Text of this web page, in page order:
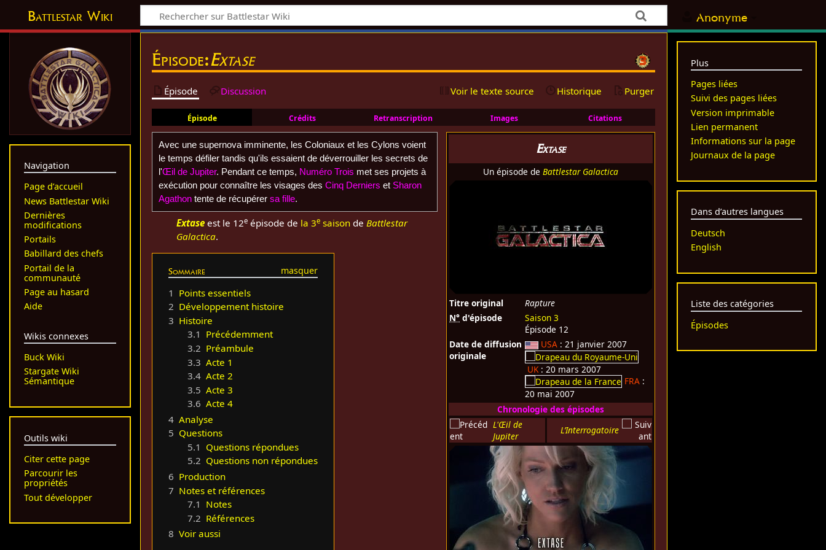
Anonyme
Battlestar Wiki
Épisode:Extase
Épisode Discussion Voir le texte source Historique Purger
Épisode Crédits Retranscription Images Citations
Extase
Un épisode deBattlestar Galactica
Titre original
Rapture
N° d'épisode
Saison 3
Épisode 12
Date de diffusion
originale
USA : 21 janvier 2007
UK : 20 mars 2007
FRA :
20 mai 2007
Chronologie des épisodes
L'Œil de
Jupiter
L’Interrogatoire
Avec une supernova imminente, les Coloniaux et les Cylons voient
le temps défiler tandis qu'ils essaient de déverrouiller les secrets de
l'Œil de Jupiter. Pendant ce temps, Numéro Trois met ses projets à
exécution pour connaître les visages des Cinq Derniers et Sharon
Agathontente de récupérer sa fille.
Extase est le 12e épisode de la 3e saison deBattlestar
Galactica.
Sommaire
1 Points essentiels
2 Développement histoire
3 Histoire
3.1 Précédemment
3.2 Préambule
3.3 Acte 1
3.4 Acte 2
3.5 Acte 3
3.6 Acte 4
4 Analyse
5 Questions
5.1 Questions répondues
5.2 Questions non répondues
6 Production
7 Notes et références
7.1 Notes
7.2 Références
8 Voir aussi
Navigation
Page d’accueil
News Battlestar Wiki
Dernières
modifications
Portails
Babillard des chefs
Portail de la
communauté
Page au hasard
Aide
Wikis connexes
Buck Wiki
Stargate Wiki
Sémantique
Outils wiki
Citer cette page
Parcourir les
propriétés
Tout développer
Plus
Pages liées
Suivi des pages liées
Version imprimable
Lien permanent
Informations sur la page
Journaux de la page
Dans d’autres langues
Deutsch
English
Liste des catégories
Épisodes